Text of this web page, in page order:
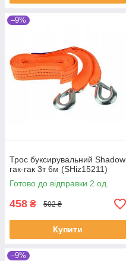
–9%
Трос буксирувальний Shadow
гак-гак 3т 6м (SHiz15211)
Готово до відправки 2 од.
458 ₴ 502 ₴
Купити
–9%